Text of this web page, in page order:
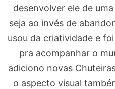
desenvolver ele de
seja ao invés de
usou da criatividade e
pra acompanhar o
adiciono novas
o aspecto visual